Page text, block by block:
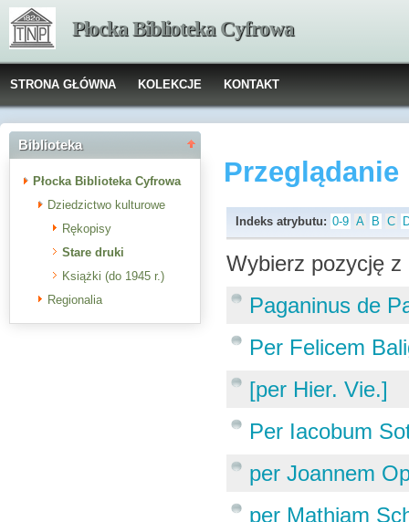
Płocka Biblioteka Cyfrowa
STRONA GŁÓWNA KOLEKCJE KONTAKT
Biblioteka
Płocka Biblioteka Cyfrowa
Dziedzictwo kulturowe
Rękopisy
Stare druki
Książki (do 1945 r.)
Regionalia
Indeks atrybutu: 0-9 A B C
Wybierz pozycję
Paganinus de
Per Felicem
[per Hier. Vie.]
Per Iacobum
per Joannem
per Mathiam